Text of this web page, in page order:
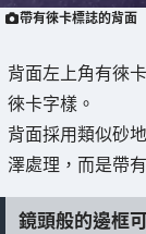
帶有徠卡標誌的背面
背面左上角有徠
徠卡字樣。
背面採用類似砂
澤處理，而是帶
鏡頭般的邊框